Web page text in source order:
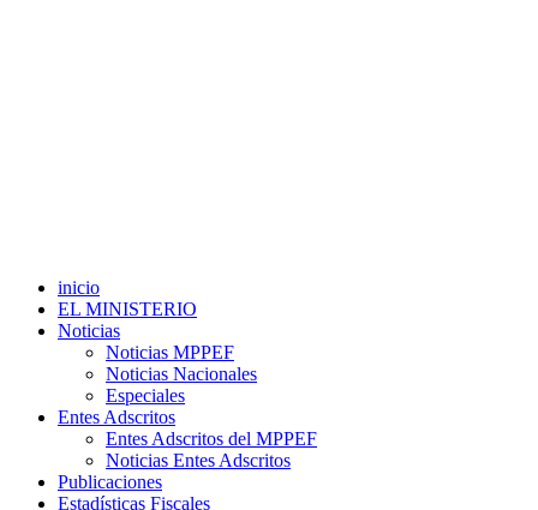
inicio
EL MINISTERIO
Noticias
Noticias MPPEF
Noticias Nacionales
Especiales
Entes Adscritos
Entes Adscritos del MPPEF
Noticias Entes Adscritos
Publicaciones
Estadísticas Fiscales